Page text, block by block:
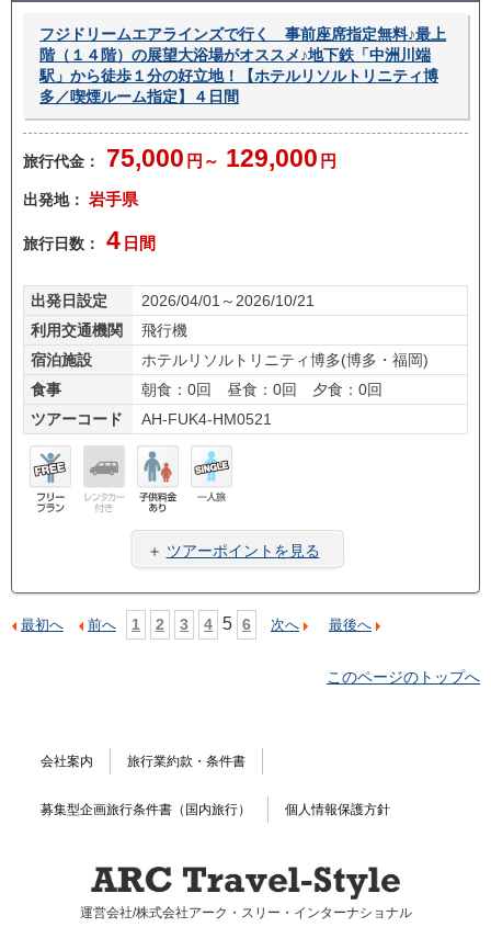
フジドリームエアラインズで行く 事前座席指定無料♪最上
階（１４階）の展望大浴場がオススメ♪地下鉄「中洲川端
駅」から徒歩１分の好立地！【ホテルリソルトリニティ博
多／喫煙ルーム指定】４日間
旅行代金： 75,000 円～ 129,000 円
出発地： 岩手県
旅行日数： 4 日間
出発日設定
2026/04/01～2026/10/21
利用交通機関
飛行機
宿泊施設
ホテルリソルトリニティ博多(博多・福岡)
食事
朝食：0回 昼食：0回 夕食：0回
ツアーコード
AH-FUK4-HM0521
料金
旅
＋ ツアーポイントを見る
最初へ 前へ 1 2 3 4 5 6 次へ 最後へ
このページのトップへ
運営会社/株式会社アーク・スリー・インターナショナル
会社案内 旅行業約款・条件書
募集型企画旅行条件書（国内旅行） 個人情報保護方針